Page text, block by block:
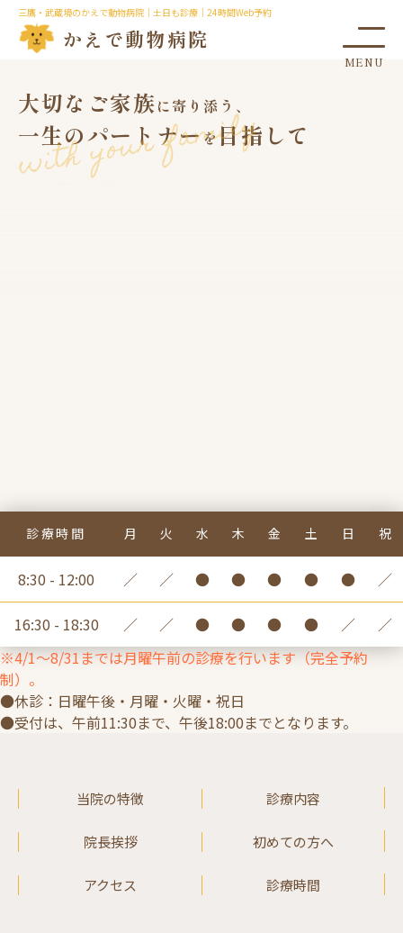
三鷹・武蔵境のかえで動物病院｜土日も診療｜24時間Web予約
かえで動物病院
大切なご家族に寄り添う、
一生のパートナーを目指して
with your family
診療時間 月 火 水 木 金 土 日 祝
8:30 - 12:00 ／ ／ ● ● ● ● ● ／
16:30 - 18:30 ／ ／ ● ● ● ● ／
／
※4/1〜8/31までは月曜午前の診療を行います（完全予約
制）。
●休診：日曜午後・月曜・火曜・祝日
●受付は、午前11:30まで、午後18:00までとなります。
当院の特徴 診療内容
院長挨拶 初めての方へ
アクセス 診療時間